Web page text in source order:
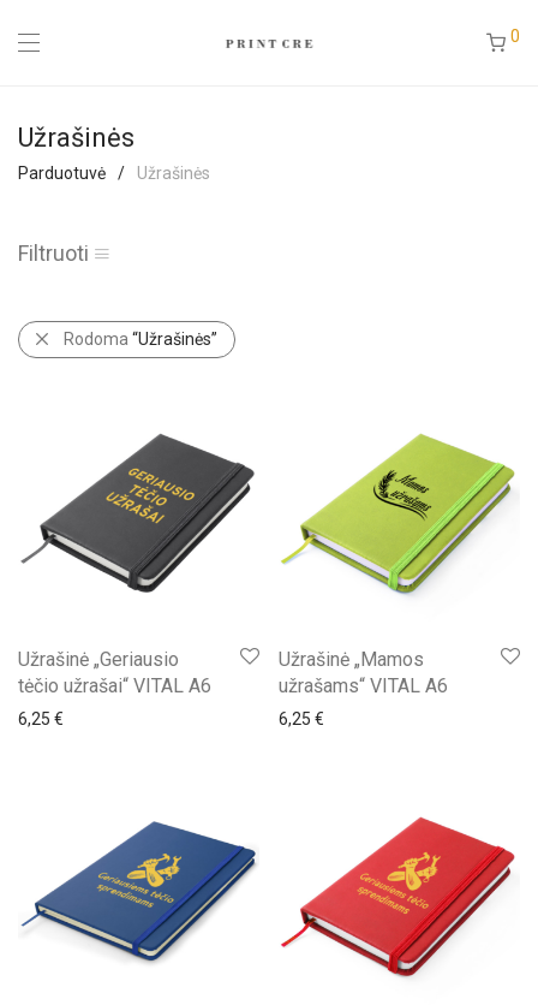
0
Užrašinės
Parduotuvė / Užrašinės
Filtruoti
Rodoma “Užrašinės”
Užrašinė „Geriausio
tėčio užrašai“ VITAL A6
6,25 €
Užrašinė „Mamos
užrašams“ VITAL A6
6,25 €